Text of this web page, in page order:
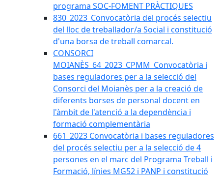
programa SOC-FOMENT PRÀCTIQUES
830_2023_Convocatòria del procés selectiu
del lloc de treballador/a Social i constitució
d'una borsa de treball comarcal.
CONSORCI
MOIANÈS_64_2023_CPMM_Convocatòria i
bases reguladores per a la selecció del
Consorci del Moianès per a la creació de
diferents borses de personal docent en
l'àmbit de l'atenció a la dependència i
formació complementària
661_2023 Convocatòria i bases reguladores
del procés selectiu per a la selecció de 4
persones en el marc del Programa Treball i
Formació, línies MG52 i PANP i constitució